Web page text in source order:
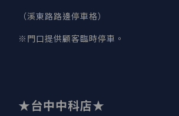
（溪東路路邊停車格）
※門口提供顧客臨時停車。
★台中中科店★